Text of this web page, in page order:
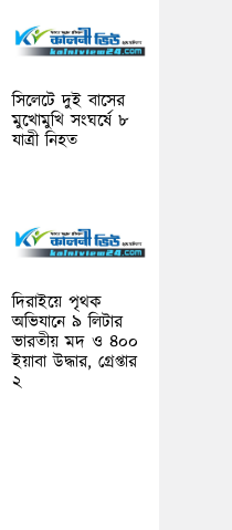
সিলেটে দুই বাসের
মুখোমুখি সংঘর্ষে ৮
যাত্রী নিহত
দিরাইয়ে পৃথক
অভিযানে ৯ লিটার
ভারতীয় মদ ও ৪০০
ইয়াবা উদ্ধার, গ্রেপ্তার
২